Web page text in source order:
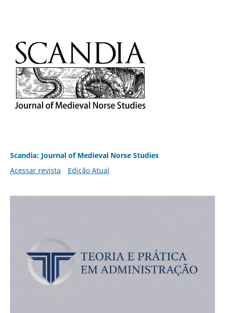
Scandia: Journal of Medieval Norse Studies
Acessar revista
Edição Atual